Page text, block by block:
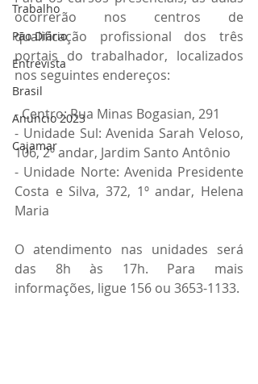
Trabalho
Pão Diário
Entrevista
Brasil
Anuncio 2023
Cajamar
ocorrerão nos centros de
qualificação profissional dos três
portais do trabalhador, localizados
nos seguintes endereços:
- Centro: Rua Minas Bogasian, 291
- Unidade Sul: Avenida Sarah Veloso,
106, 2º andar, Jardim Santo Antônio
- Unidade Norte: Avenida Presidente
Costa e Silva, 372, 1º andar, Helena
Maria
O atendimento nas unidades será
das 8h às 17h. Para mais
informações, ligue 156 ou 3653-1133.